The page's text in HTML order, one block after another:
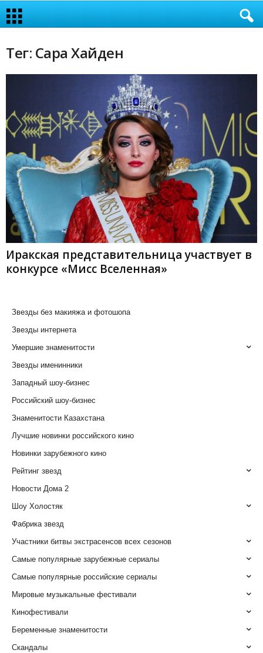
Тег: Сара Хайден
Иракская представительница участвует в
конкурсе «Мисс Вселенная»
Звезды без макияжа и фотошопа
Звезды интернета
Умершие знаменитости
Звезды именинники
Западный шоу-бизнес
Российский шоу-бизнес
Знаменитости Казахстана
Лучшие новинки российского кино
Новинки зарубежного кино
Рейтинг звезд
Новости Дома 2
Шоу Холостяк
Фабрика звезд
Участники битвы экстрасенсов всех сезонов
Самые популярные зарубежные сериалы
Самые популярные российские сериалы
Мировые музыкальные фестивали
Кинофестивали
Беременные знаменитости
Скандалы